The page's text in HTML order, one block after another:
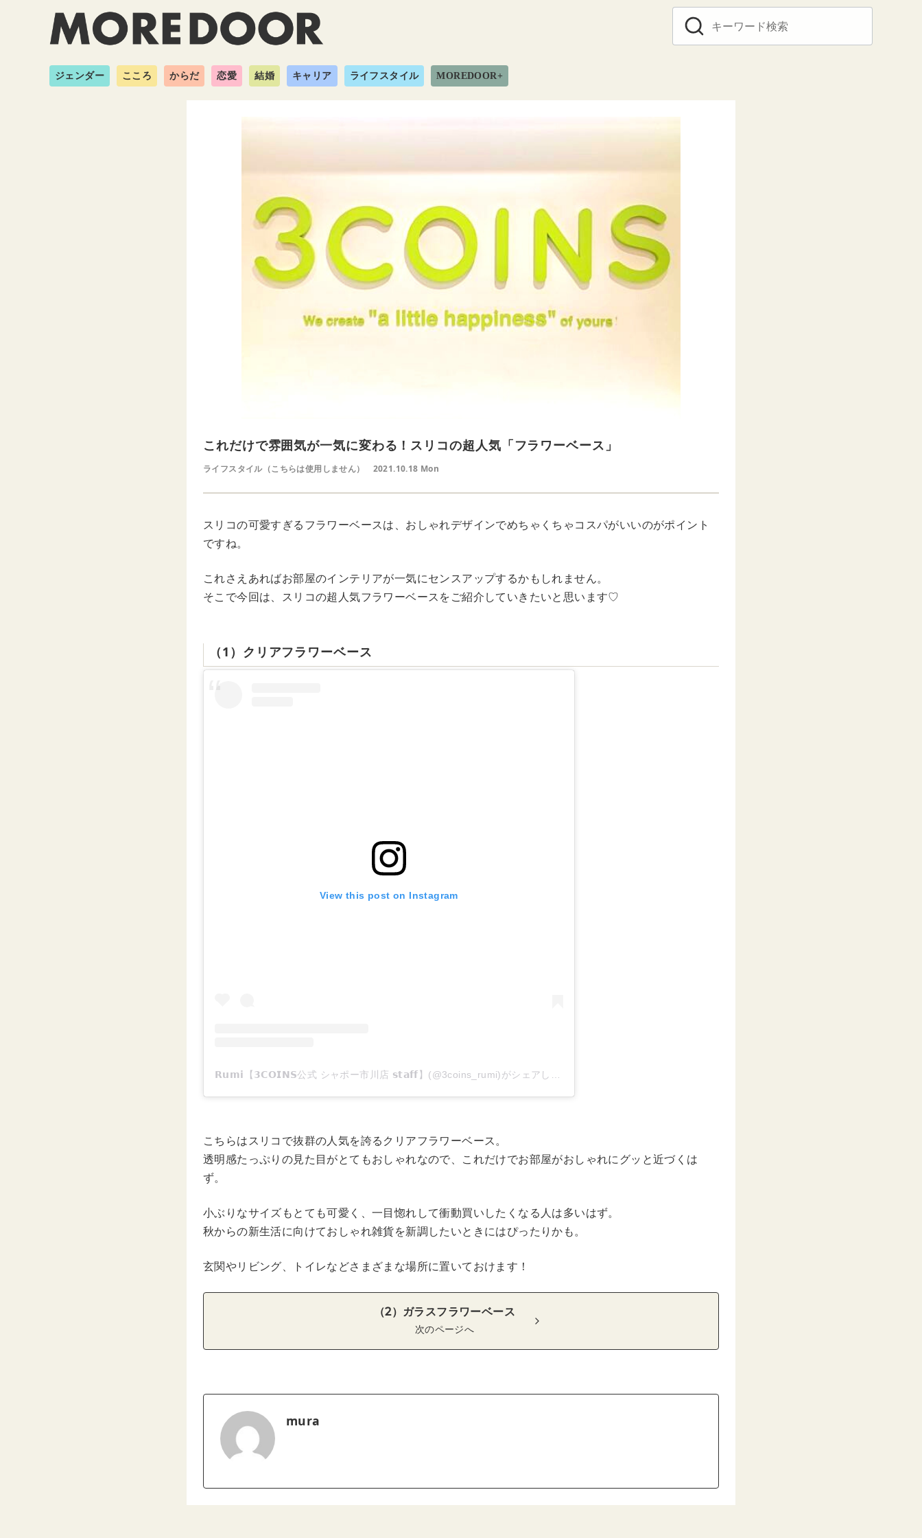
ジェンダー こころ からだ 恋愛 結婚 キャリア ライフスタイル MOREDOOR+
これだけで雰囲気が一気に変わる！スリコの超人気「フラワーベース」
ライフスタイル（こちらは使用しません） 2021.10.18 Mon
スリコの可愛すぎるフラワーベースは、おしゃれデザインでめちゃくちゃコスパがいいのがポイント
ですね。
これさえあればお部屋のインテリアが一気にセンスアップするかもしれません。
そこで今回は、スリコの超人気フラワーベースをご紹介していきたいと思います♡
（1）クリアフラワーベース
View this post on Instagram
𝗥𝘂𝗺𝗶【𝟯𝗖𝗢𝗜𝗡𝗦公式 シャポー市川店 𝘀𝘁𝗮𝗳𝗳】(@3coins_rumi)がシェアした投稿
こちらはスリコで抜群の人気を誇るクリアフラワーベース。
透明感たっぷりの見た目がとてもおしゃれなので、これだけでお部屋がおしゃれにグッと近づくは
ず。
小ぶりなサイズもとても可愛く、一目惚れして衝動買いしたくなる人は多いはず。
秋からの新生活に向けておしゃれ雑貨を新調したいときにはぴったりかも。
玄関やリビング、トイレなどさまざまな場所に置いておけます！
（2）ガラスフラワーベース
次のページへ
mura